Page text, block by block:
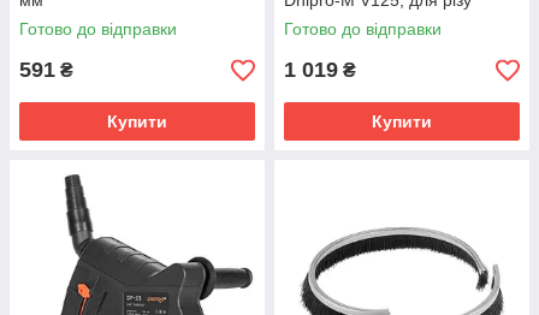
Готово до відправки
591 ₴
Купити
Готово до відправки
1 019 ₴
Купити